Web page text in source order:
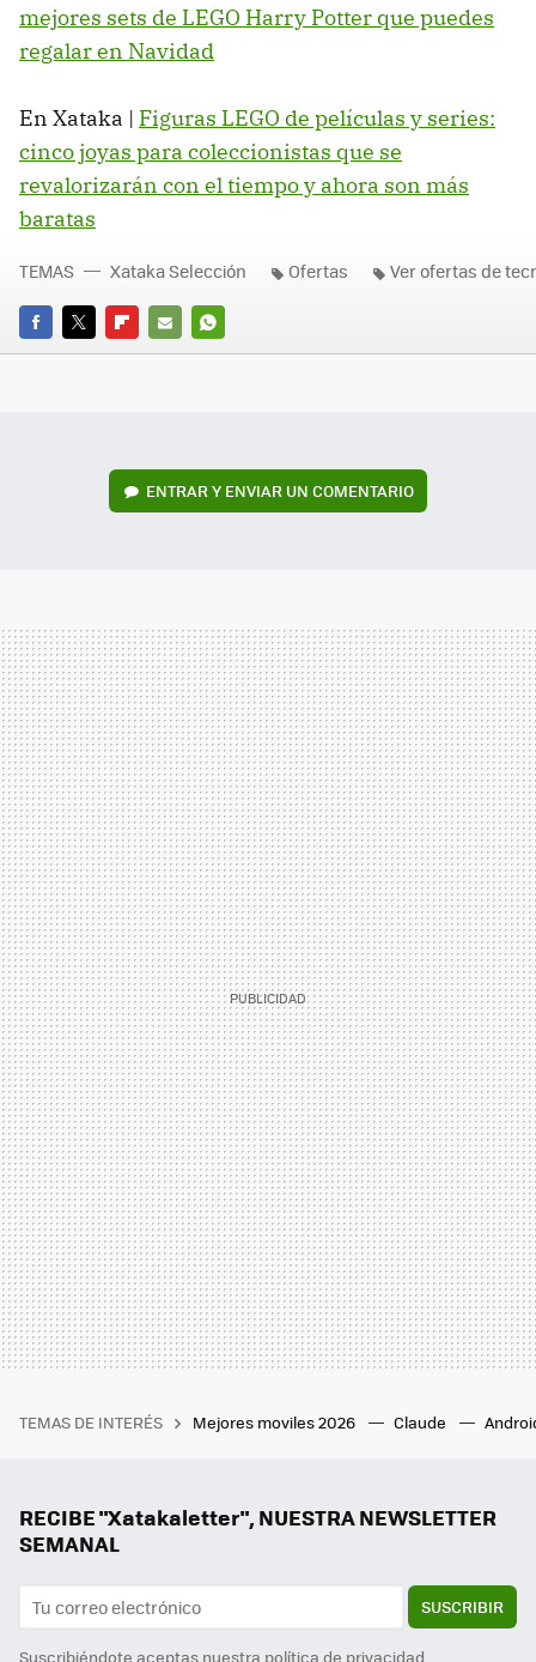
mejores sets de LEGO Harry Potter que puedes
regalar en Navidad
En Xataka | Figuras LEGO de películas y series:
cinco joyas para coleccionistas que se
revalorizarán con el tiempo y ahora son más
baratas
FACEBOOK
TWITTERFLIPBOARD
E-
WHATSAPP
TEMAS Xataka Selección Ofertas Ver ofertas de
ENTRAR Y ENVIAR UN COMENTARIO
TEMAS DE INTERÉS Mejores moviles 2026 Claude
RECIBE "Xatakaletter", NUESTRA NEWSLETTER
SEMANAL
SUSCRIBIR
Suscribiéndote aceptas nuestra política de privacidad